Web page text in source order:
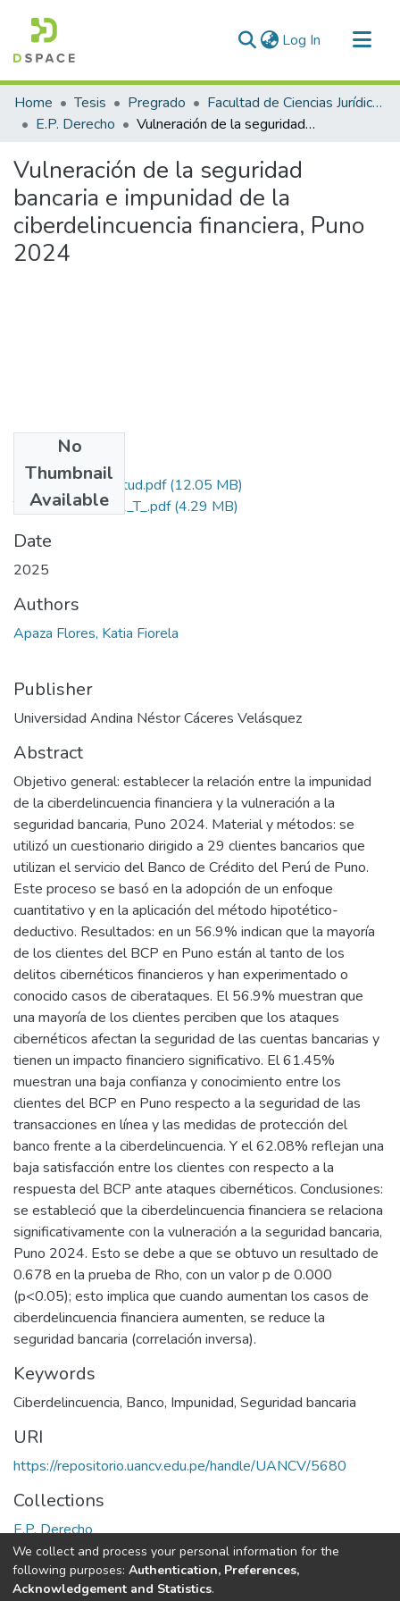
Log In (current)
Communities & Collections
All of DSpace
Home Tesis Pregrado
Facultad de Ciencias Jurídicas y Políticas
E.P. Derecho
Vulneración de la seguridad bancaria e impunidad de la ciberdelincuencia financiera, Puno 2024
Vulneración de la seguridad
bancaria e impunidad de la
ciberdelincuencia financiera, Puno
2024
No
Thumbnail
Available
Grado de Similitud.pdf(12.05 MB)
T036_44609102_T_.pdf(4.29 MB)
Date
2025
Authors
Apaza Flores, Katia Fiorela
Publisher
Universidad Andina Néstor Cáceres Velásquez
Abstract
Objetivo general: establecer la relación entre la impunidad
de la ciberdelincuencia financiera y la vulneración a la
seguridad bancaria, Puno 2024. Material y métodos: se
utilizó un cuestionario dirigido a 29 clientes bancarios que
utilizan el servicio del Banco de Crédito del Perú de Puno.
Este proceso se basó en la adopción de un enfoque
cuantitativo y en la aplicación del método hipotético-
deductivo. Resultados: en un 56.9% indican que la mayoría
de los clientes del BCP en Puno están al tanto de los
delitos cibernéticos financieros y han experimentado o
conocido casos de ciberataques. El 56.9% muestran que
una mayoría de los clientes perciben que los ataques
cibernéticos afectan la seguridad de las cuentas bancarias y
tienen un impacto financiero significativo. El 61.45%
muestran una baja confianza y conocimiento entre los
clientes del BCP en Puno respecto a la seguridad de las
transacciones en línea y las medidas de protección del
banco frente a la ciberdelincuencia. Y el 62.08% reflejan una
baja satisfacción entre los clientes con respecto a la
respuesta del BCP ante ataques cibernéticos. Conclusiones:
se estableció que la ciberdelincuencia financiera se relaciona
significativamente con la vulneración a la seguridad bancaria,
Puno 2024. Esto se debe a que se obtuvo un resultado de
0.678 en la prueba de Rho, con un valor p de 0.000
(p<0.05); esto implica que cuando aumentan los casos de
ciberdelincuencia financiera aumenten, se reduce la
seguridad bancaria (correlación inversa).
Keywords
Ciberdelincuencia, Banco, Impunidad, Seguridad bancaria
URI
https://repositorio.uancv.edu.pe/handle/UANCV/5680
Collections
E.P. Derecho
Full item page
We collect and process your personal information for the
following purposes: Authentication, Preferences,
Acknowledgement and Statistics.